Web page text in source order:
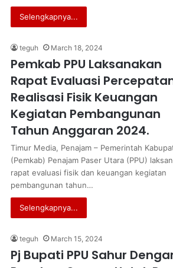
Selengkapnya...
teguh March 18, 2024
Pemkab PPU Laksanakan
Rapat Evaluasi
Realisasi Fisik Keuangan
Kegiatan Pembangunan
Tahun Anggaran 2024.
Timur Media, Penajam – Pemerintah
(Pemkab) Penajam Paser Utara (PPU)
rapat evaluasi fisik dan keuangan kegiatan
pembangunan tahun…
Selengkapnya...
teguh March 15, 2024
Pj Bupati PPU Sahur